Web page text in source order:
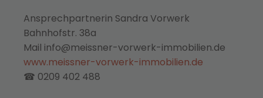
Ansprechpartnerin Sandra Vorwerk
Bahnhofstr. 38a
Mail info@meissner-vorwerk-immobilien.de
www.meissner-vorwerk-immobilien.de
☎ 0209 402 488